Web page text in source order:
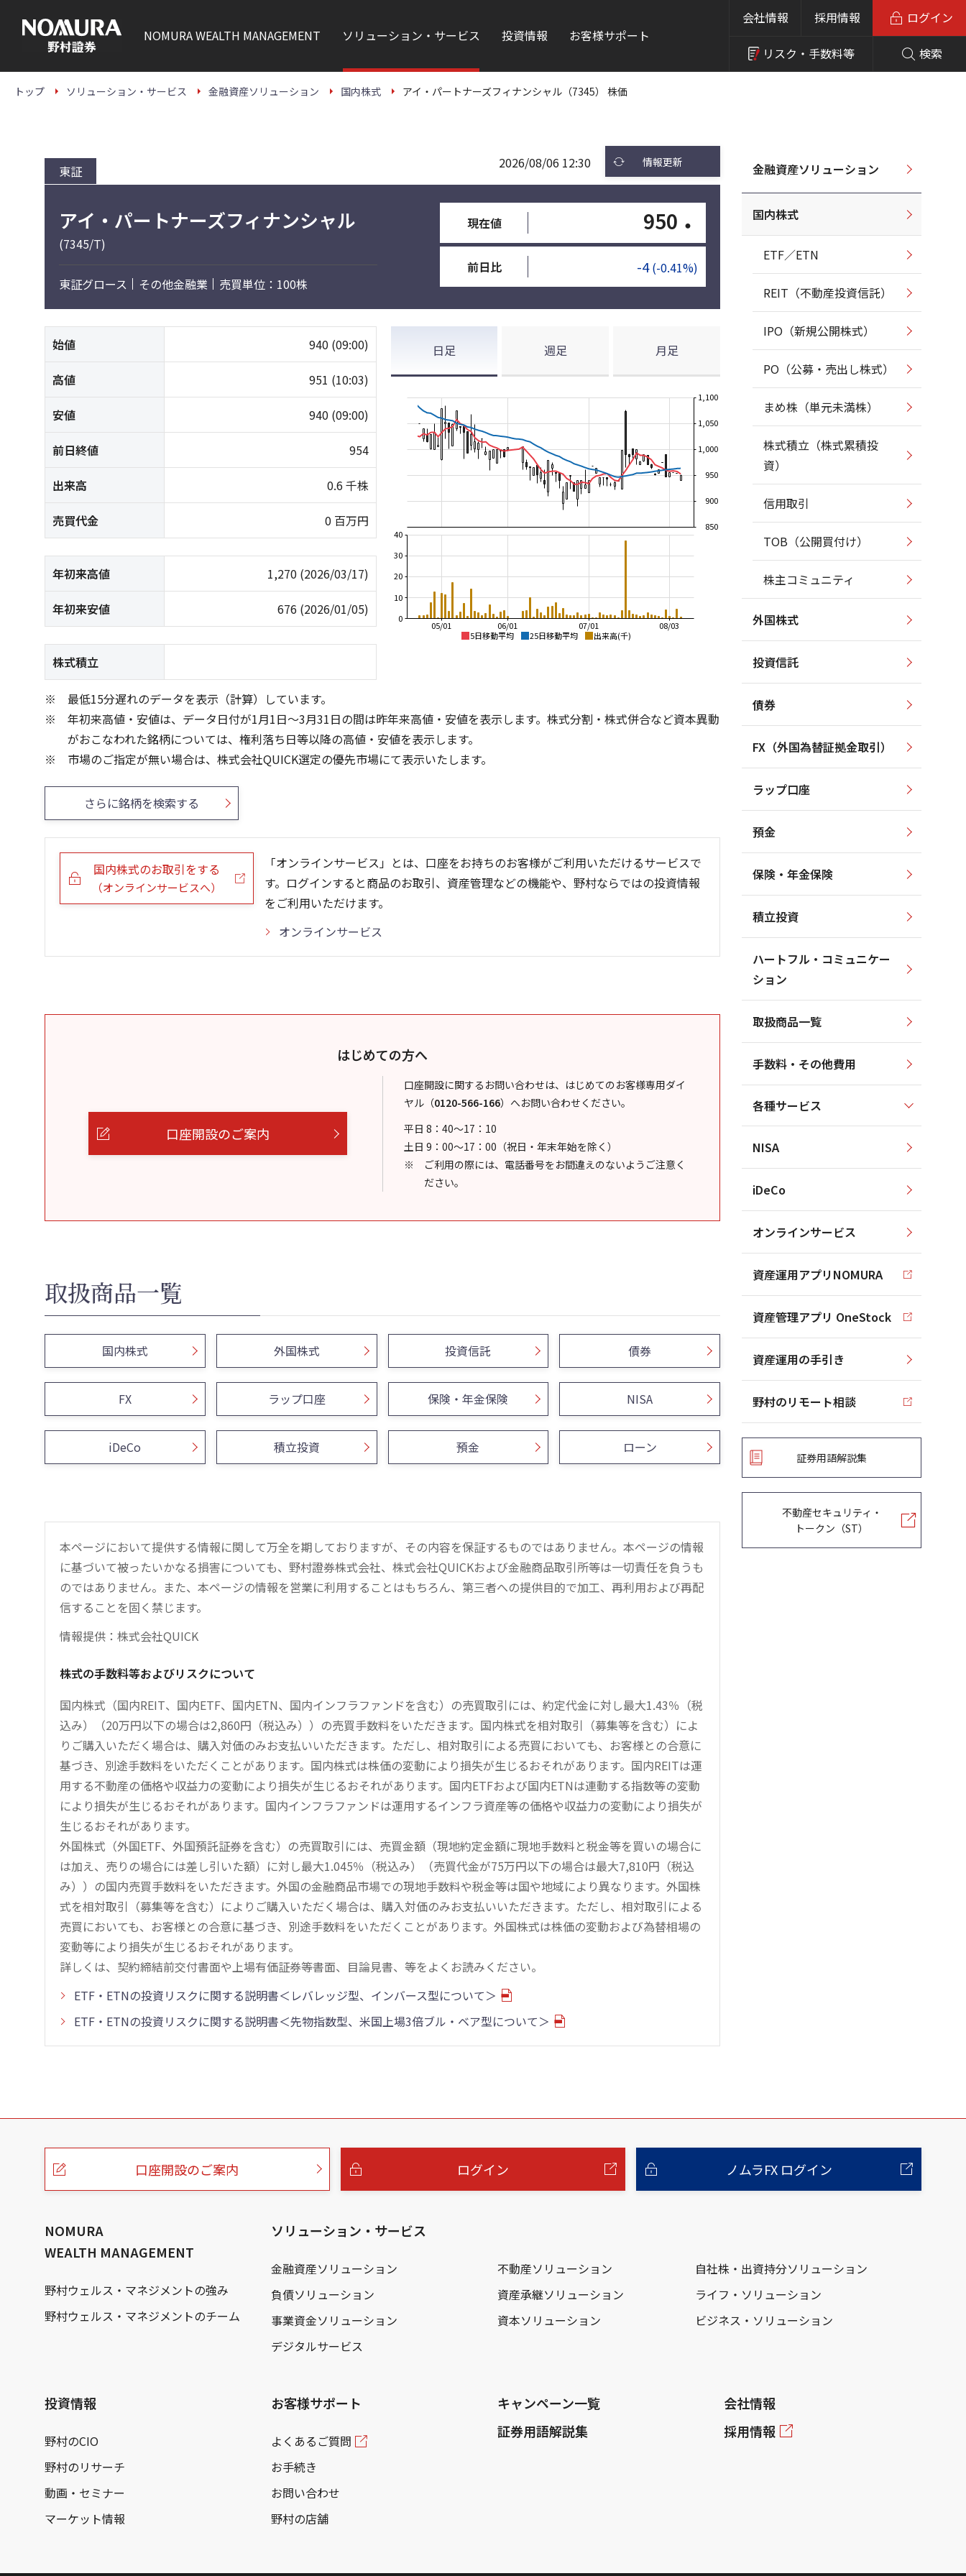
本
NOMURAWEALTH MANAGEMENT ソリューション・サービス 投資情報 お客様サポート
会社情報 採用情報
リスク・ 手数料等 検索
ログイン
トップ ソリューション・サービス 金融資産ソリューション 国内株式 アイ・パートナーズフィナンシャル（7345） 株価
東証 2026/08/06 12:30 情報更新
アイ・パートナーズフィナンシャル
(7345/T)
東証グロース その他金融業 売買単位：100株
現在値 950 ・
前日比 -4(-0.41%)
始値 940 (09:00)
高値 951 (10:03)
安値 940 (09:00)
前日終値 954
出来高 0.6 千株
売買代金 0 百万円
年初来高値 1,270 (2026/03/17)
年初来安値 676 (2026/01/05)
株式積立
日足 週足 月足
5日移動平均 25日移動平均 出来高(千)
08/03
07/01
06/01
05/01
850
900
950
1,000
1,050
1,100
0
10
20
30
40
1,000
0
10
1,500
0
最低15分遅れのデータを表示（計算）しています。
年初来高値・安値は、データ日付が1月1日～3月31日の間は昨年来高値・安値を表示します。株式分割・株式併合など資本異動
がおこなわれた銘柄については、権利落ち日等以降の高値・安値を表示します。
市場のご指定が無い場合は、株式会社QUICK選定の優先市場にて表示いたします。
さらに銘柄を検索する
国内株式のお取引をする
（オンラインサービスへ）
「オンラインサービス」とは、口座をお持ちのお客様がご利用いただけるサービスで
す。ログインすると商品のお取引、資産管理などの機能や、野村ならではの投資情報
をご利用いただけます。
オンラインサービス
はじめての方へ
口座開設のご案内
口座開設に関するお問い合わせは、はじめてのお客様専用ダイ
ヤル （0120-566-166） へお問い合わせください。
平日 8：40～17：10
土日 9：00～17：00（祝日・年末年始を除く）
ご利用の際には、電話番号をお間違えのないようご注意く
ださい。
取扱商品一覧
国内株式 外国株式 投資信託 債券
FX ラップ口座 保険・年金保険 NISA
iDeCo 積立投資 預金 ローン
本ページにおいて提供する情報に関して万全を期しておりますが、その内容を保証するものではありません。本ページの情報
に基づいて被ったいかなる損害についても、野村證券株式会社、株式会社QUICKおよび金融商品取引所等は一切責任を負うも
のではありません。また、本ページの情報を営業に利用することはもちろん、第三者への提供目的で加工、再利用および再配
信することを固く禁じます。
情報提供：株式会社QUICK
株式の手数料等およびリスクについて
国内株式（国内REIT、国内ETF、国内ETN、国内インフラファンドを含む）の売買取引には、約定代金に対し最大1.43％（税
込み）（20万円以下の場合は2,860円（税込み））の売買手数料をいただきます。国内株式を相対取引（募集等を含む）によ
りご購入いただく場合は、購入対価のみお支払いいただきます。ただし、相対取引による売買においても、お客様との合意に
基づき、別途手数料をいただくことがあります。国内株式は株価の変動により損失が生じるおそれがあります。国内REITは運
用する不動産の価格や収益力の変動により損失が生じるおそれがあります。国内ETFおよび国内ETNは連動する指数等の変動
により損失が生じるおそれがあります。国内インフラファンドは運用するインフラ資産等の価格や収益力の変動により損失が
生じるおそれがあります。
外国株式（外国ETF、外国預託証券を含む）の売買取引には、売買金額（現地約定金額に現地手数料と税金等を買いの場合に
は加え、売りの場合には差し引いた額）に対し最大1.045％（税込み）（売買代金が75万円以下の場合は最大7,810円（税込
み））の国内売買手数料をいただきます。外国の金融商品市場での現地手数料や税金等は国や地域により異なります。外国株
式を相対取引（募集等を含む）によりご購入いただく場合は、購入対価のみお支払いいただきます。ただし、相対取引による
売買においても、お客様との合意に基づき、別途手数料をいただくことがあります。外国株式は株価の変動および為替相場の
変動等により損失が生じるおそれがあります。
詳しくは、契約締結前交付書面や上場有価証券等書面、目論見書、等をよくお読みください。
ETF・ETNの投資リスクに関する説明書＜レバレッジ型、インバース型について＞
ETF・ETNの投資リスクに関する説明書＜先物指数型、米国上場3倍ブル・ベア型について＞
金融資産ソリューション
国内株式
ETF／ETN
REIT（不動産投資信託）
IPO（新規公開株式）
PO（公募・売出し株式）
まめ株（単元未満株）
株式積立（株式累積投
資）
信用取引
TOB（公開買付け）
株主コミュニティ
外国株式
投資信託
債券
FX（外国為替証拠金取引）
ラップ口座
預金
保険・年金保険
積立投資
ハートフル・コミュニケー
ション
取扱商品一覧
手数料・その他費用
各種サービス
NISA
iDeCo
オンラインサービス
資産運用アプリNOMURA
資産管理アプリ OneStock
資産運用の手引き
野村のリモート相談
証券用語解説集
不動産セキュリティ・
トークン（ST）
こ
口座開設のご案内 ログイン ノムラFX ログイン
NOMURA
WEALTH MANAGEMENT
野村ウェルス・マネジメントの強み
野村ウェルス・マネジメントのチーム
ソリューション・サービス
金融資産ソリューション 不動産ソリューション
自社株・出資持分ソリューション
負債ソリューション
資産承継ソリューション
ライフ・ソリューション
事業資金ソリューション
資本ソリューション
ビジネス・ソリューション
デジタルサービス
投資情報
野村のCIO
野村のリサーチ
動画・セミナー
マーケット情報
お客様サポート
よくあるご質問
お手続き
お問い合わせ
野村の店舗
キャンペーン一覧
証券用語解説集
会社情報
採用情報